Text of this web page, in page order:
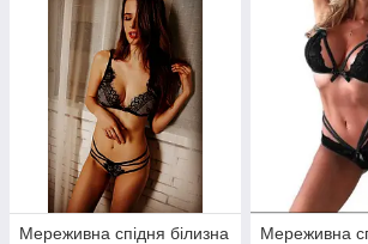
Мереживна спідня білизна Мереживна